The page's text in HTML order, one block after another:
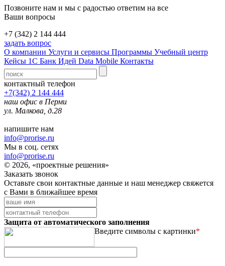
Позвоните нам и мы с радостью ответим на все
Ваши вопросы
+7 (342) 2 144 444
задать вопрос
О компании Услуги и сервисы Программы Учебный центр
Кейсы 1С Банк Идей Data Mobile Контакты
контактный телефон
+7(342) 2 144 444
наш офис в Перми
ул. Малкова, д.28
напишите нам
info@prorise.ru
Мы в соц. сетях
info@prorise.ru
© 2026, «проектные решения»
Заказать звонок
Оставьте свои контактные данные и наш менеджер свяжется
с Вами в ближайшее время
Защита от автоматического заполнения
Введите символы с картинки*